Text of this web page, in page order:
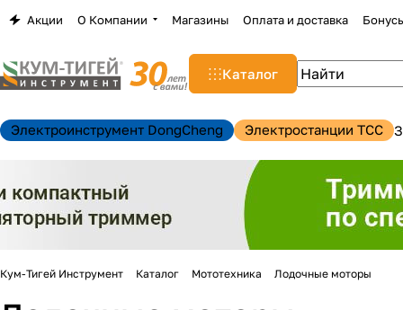
Акции О Компании Магазины Оплата и доставка
Каталог
Электроинструмент DongCheng Электростанции TCC
Кум-Тигей Инструмент Каталог Мототехника Лодочные моторы